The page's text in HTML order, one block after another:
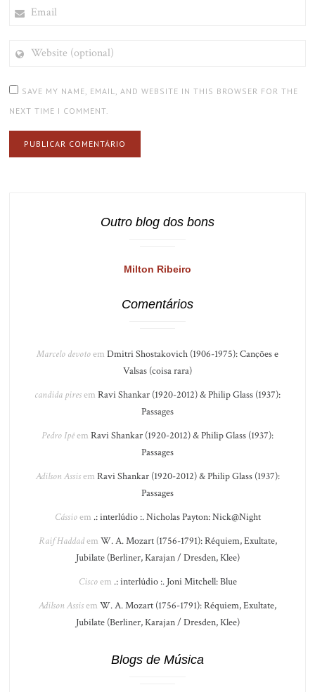
(OPTIONAL)
SAVE MY NAME, EMAIL, AND WEBSITE IN THIS BROWSER FOR THE
NEXT TIME I COMMENT.
Outro blog dos bons
Milton Ribeiro
Comentários
Marcelo devotoem Dmitri Shostakovich (1906-1975): Canções e
Valsas (coisa rara)
candida piresem Ravi Shankar (1920-2012) & Philip Glass (1937):
Passages
Pedro Ipêem Ravi Shankar (1920-2012) & Philip Glass (1937):
Passages
Adilson Assisem Ravi Shankar (1920-2012) & Philip Glass (1937):
Passages
Cássioem .: interlúdio :. Nicholas Payton: Nick@Night
Raif Haddadem W. A. Mozart (1756-1791): Réquiem, Exultate,
Jubilate (Berliner, Karajan / Dresden, Klee)
Ciscoem .: interlúdio :. Joni Mitchell: Blue
Adilson Assisem W. A. Mozart (1756-1791): Réquiem, Exultate,
Jubilate (Berliner, Karajan / Dresden, Klee)
Blogs de Música